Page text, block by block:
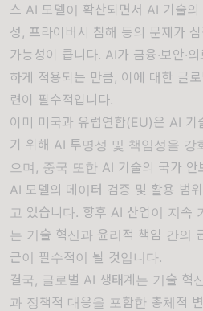
스 AI 모델이 확산되면서 AI 기술
성, 프라이버시 침해 등의 문제가
가능성이 큽니다. AI가 금융·보안·
하게 적용되는 만큼, 이에 대한 글
련이 필수적입니다.
이미 미국과 유럽연합(EU)은 AI 기
기 위해 AI 투명성 및 책임성을 강
으며, 중국 또한 AI 기술의 국가 안
AI 모델의 데이터 검증 및 활용 범
고 있습니다. 향후 AI 산업이 지속
는 기술 혁신과 윤리적 책임 간의
근이 필수적이 될 것입니다.
결국, 글로벌 AI 생태계는 기술 혁
과 정책적 대응을 포함한 총체적